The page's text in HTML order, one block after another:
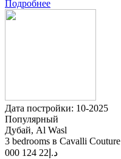
Подробнее
Дата постройки: 10-2025
Популярный
Дубай, Al Wasl
3 bedrooms в Cavalli Couture
د.إ 22 124 000